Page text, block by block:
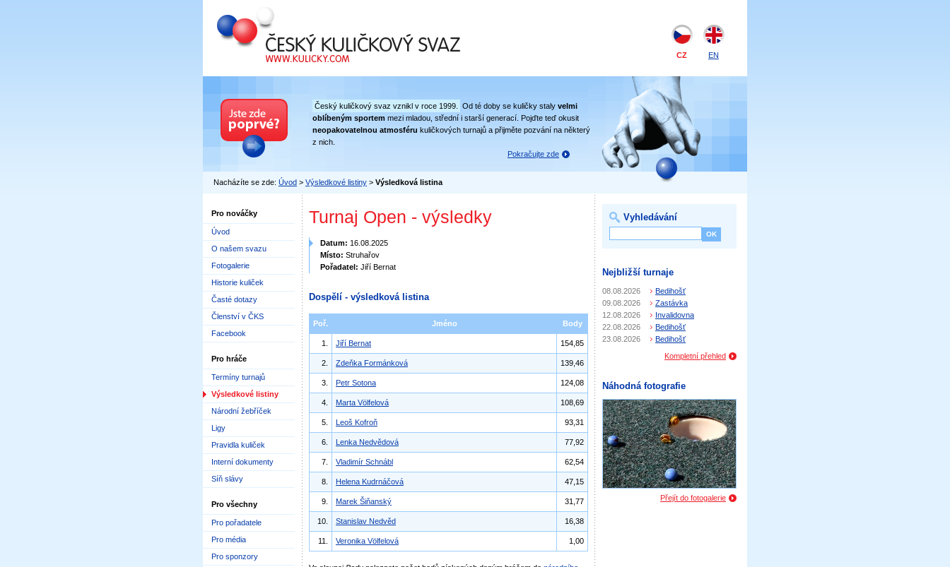
Český kuličkový svaz
CZ EN
Český kuličkový svaz vznikl v roce 1999. Od té doby se kuličky staly velmi
oblíbeným sportem mezi mladou, střední i starší generací. Pojďte teď okusit
neopakovatelnou atmosféru kuličkových turnajů a přijměte pozvání na některý
z nich.
Pokračujte zde
Nacházíte se zde: Úvod > Výsledkové listiny > Výsledková listina
Pro nováčky
Úvod
O našem svazu
Fotogalerie
Historie kuliček
Časté dotazy
Členství v ČKS
Facebook
Pro hráče
Termíny turnajů
Výsledkové listiny
Národní žebříček
Ligy
Pravidla kuliček
Interní dokumenty
Síň slávy
Pro všechny
Pro pořadatele
Pro média
Pro sponzory
Turnaj Open - výsledky
Datum: 16.08.2025
Místo: Struhařov
Pořadatel: Jiří Bernat
Dospělí - výsledková listina
Poř. Jméno Body
1. Jiří Bernat 154,85
2. Zdeňka Formánková 139,46
3. Petr Sotona 124,08
4. Marta Völfelová 108,69
5. Leoš Kofroň 93,31
6. Lenka Nedvědová 77,92
7. Vladimír Schnábl 62,54
8. Helena Kudrnáčová 47,15
9. Marek Šiňanský 31,77
10. Stanislav Nedvěd 16,38
11. Veronika Völfelová 1,00
Vyhledávání
Nejbližší turnaje
08.08.2026
Bedihošť
09.08.2026
Zastávka
12.08.2026
Invalidovna
22.08.2026
Bedihošť
23.08.2026
Bedihošť
Kompletní přehled
Náhodná fotografie
Přejít do fotogalerie